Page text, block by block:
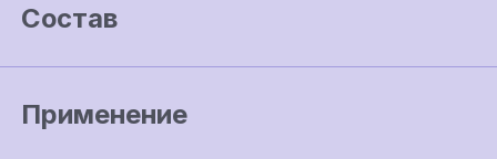
Состав
Применение